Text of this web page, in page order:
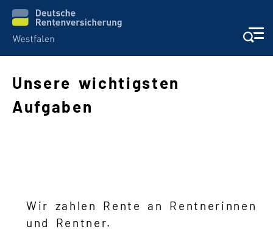
Schwere Sprache
Unsere wichtigsten
Aufgaben
Wir zahlen Rente an Rentnerinnen
und Rentner.